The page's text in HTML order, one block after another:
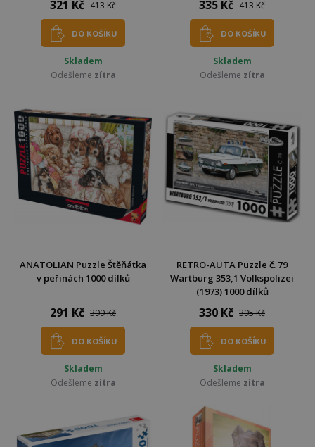
321 Kč 413 Kč
DO KOŠÍKU
Skladem
Odešleme zítra
335 Kč 413 Kč
DO KOŠÍKU
Skladem
Odešleme zítra
ANATOLIAN Puzzle Štěňátka
v peřinách 1000 dílků
291 Kč 399 Kč
DO KOŠÍKU
Skladem
Odešleme zítra
RETRO-AUTA Puzzle č. 79
Wartburg 353,1 Volkspolizei
(1973) 1000 dílků
330 Kč 395 Kč
DO KOŠÍKU
Skladem
Odešleme zítra